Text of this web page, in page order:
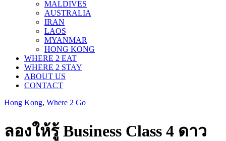
MALDIVES
AUSTRALIA
IRAN
LAOS
MYANMAR
HONG KONG
WHERE 2 EAT
WHERE 2 STAY
ABOUT US
CONTACT
Hong Kong, Where 2 Go
ลองให้รู้ Business Class 4 ดาว